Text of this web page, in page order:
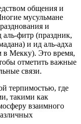
общения и
мусульмане
и
фитр (праздник,
и ид аль-адха
в Мекку). Это время,
отметить важные
связи.
терпимостью, где
такими как
взаимного